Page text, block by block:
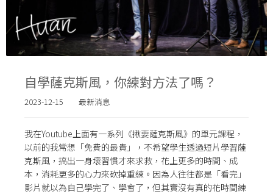
自學薩克斯風，你練對方法了嗎？
2023-12-15 最新消息
我在Youtube上面有一系列《揪要薩克斯風》的單元課程，
以前的我常想「免費的最貴」，不希望學生透過短片學習薩
克斯風，搞出一身壞習慣才來求救，花上更多的時間、成
本，消耗更多的心力來砍掉重練。因為人往往都是「看完」
影片就以為自己學完了、學會了，但其實沒有真的花時間練